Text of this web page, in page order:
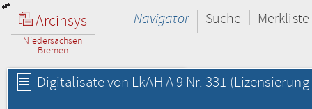
Arcinsys
Niedersachsen
Bremen
Navigator Suche Merkliste
Digitalisate von LkAH A 9 Nr. 331